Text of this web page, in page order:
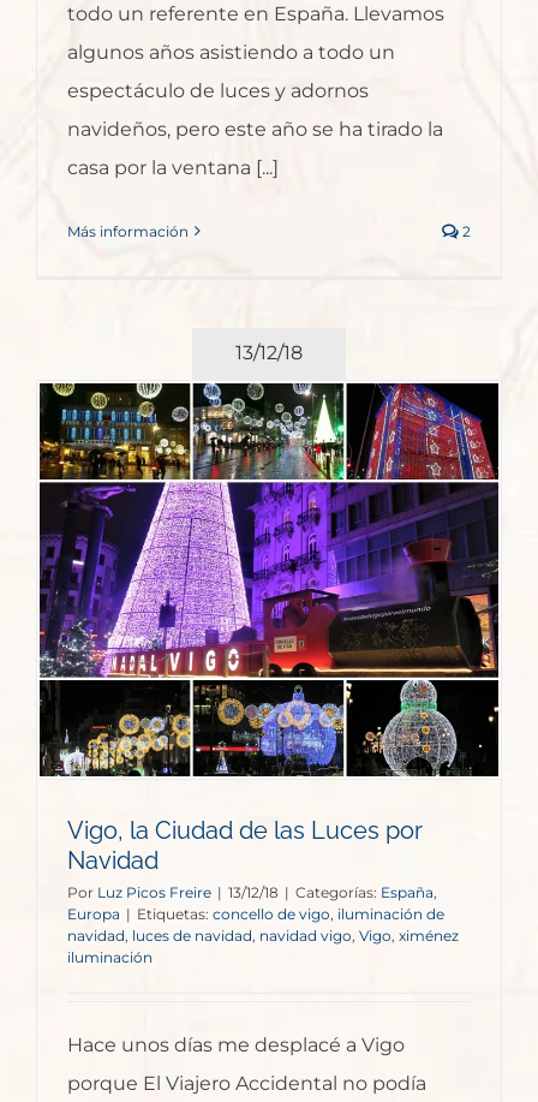
todo un referente en España. Llevamos
algunos años asistiendo a todo un
espectáculo de luces y adornos
navideños, pero este año se ha tirado la
casa por la ventana [...]
Más información 2
13/12/18
Vigo, la Ciudad de las Luces por
Navidad
Por Luz Picos Freire | 13/12/18 | Categorías: España
Europa | Etiquetas: concello de vigo iluminación de
navidad luces de navidad navidad vigo Vigo, ximénez
iluminación
Hace unos días me desplacé a Vigo
porque El Viajero Accidental no podía